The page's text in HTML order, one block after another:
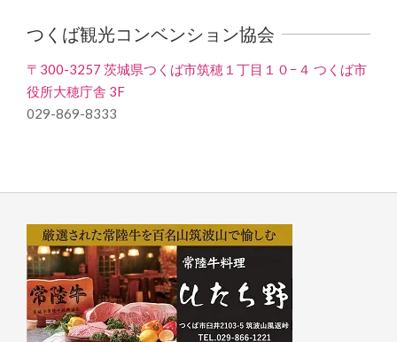
つくば観光コンベンション協会
〒300-3257 茨城県つくば市筑穂１丁目１０−４ つくば市
役所大穂庁舎 3F
029-869-8333